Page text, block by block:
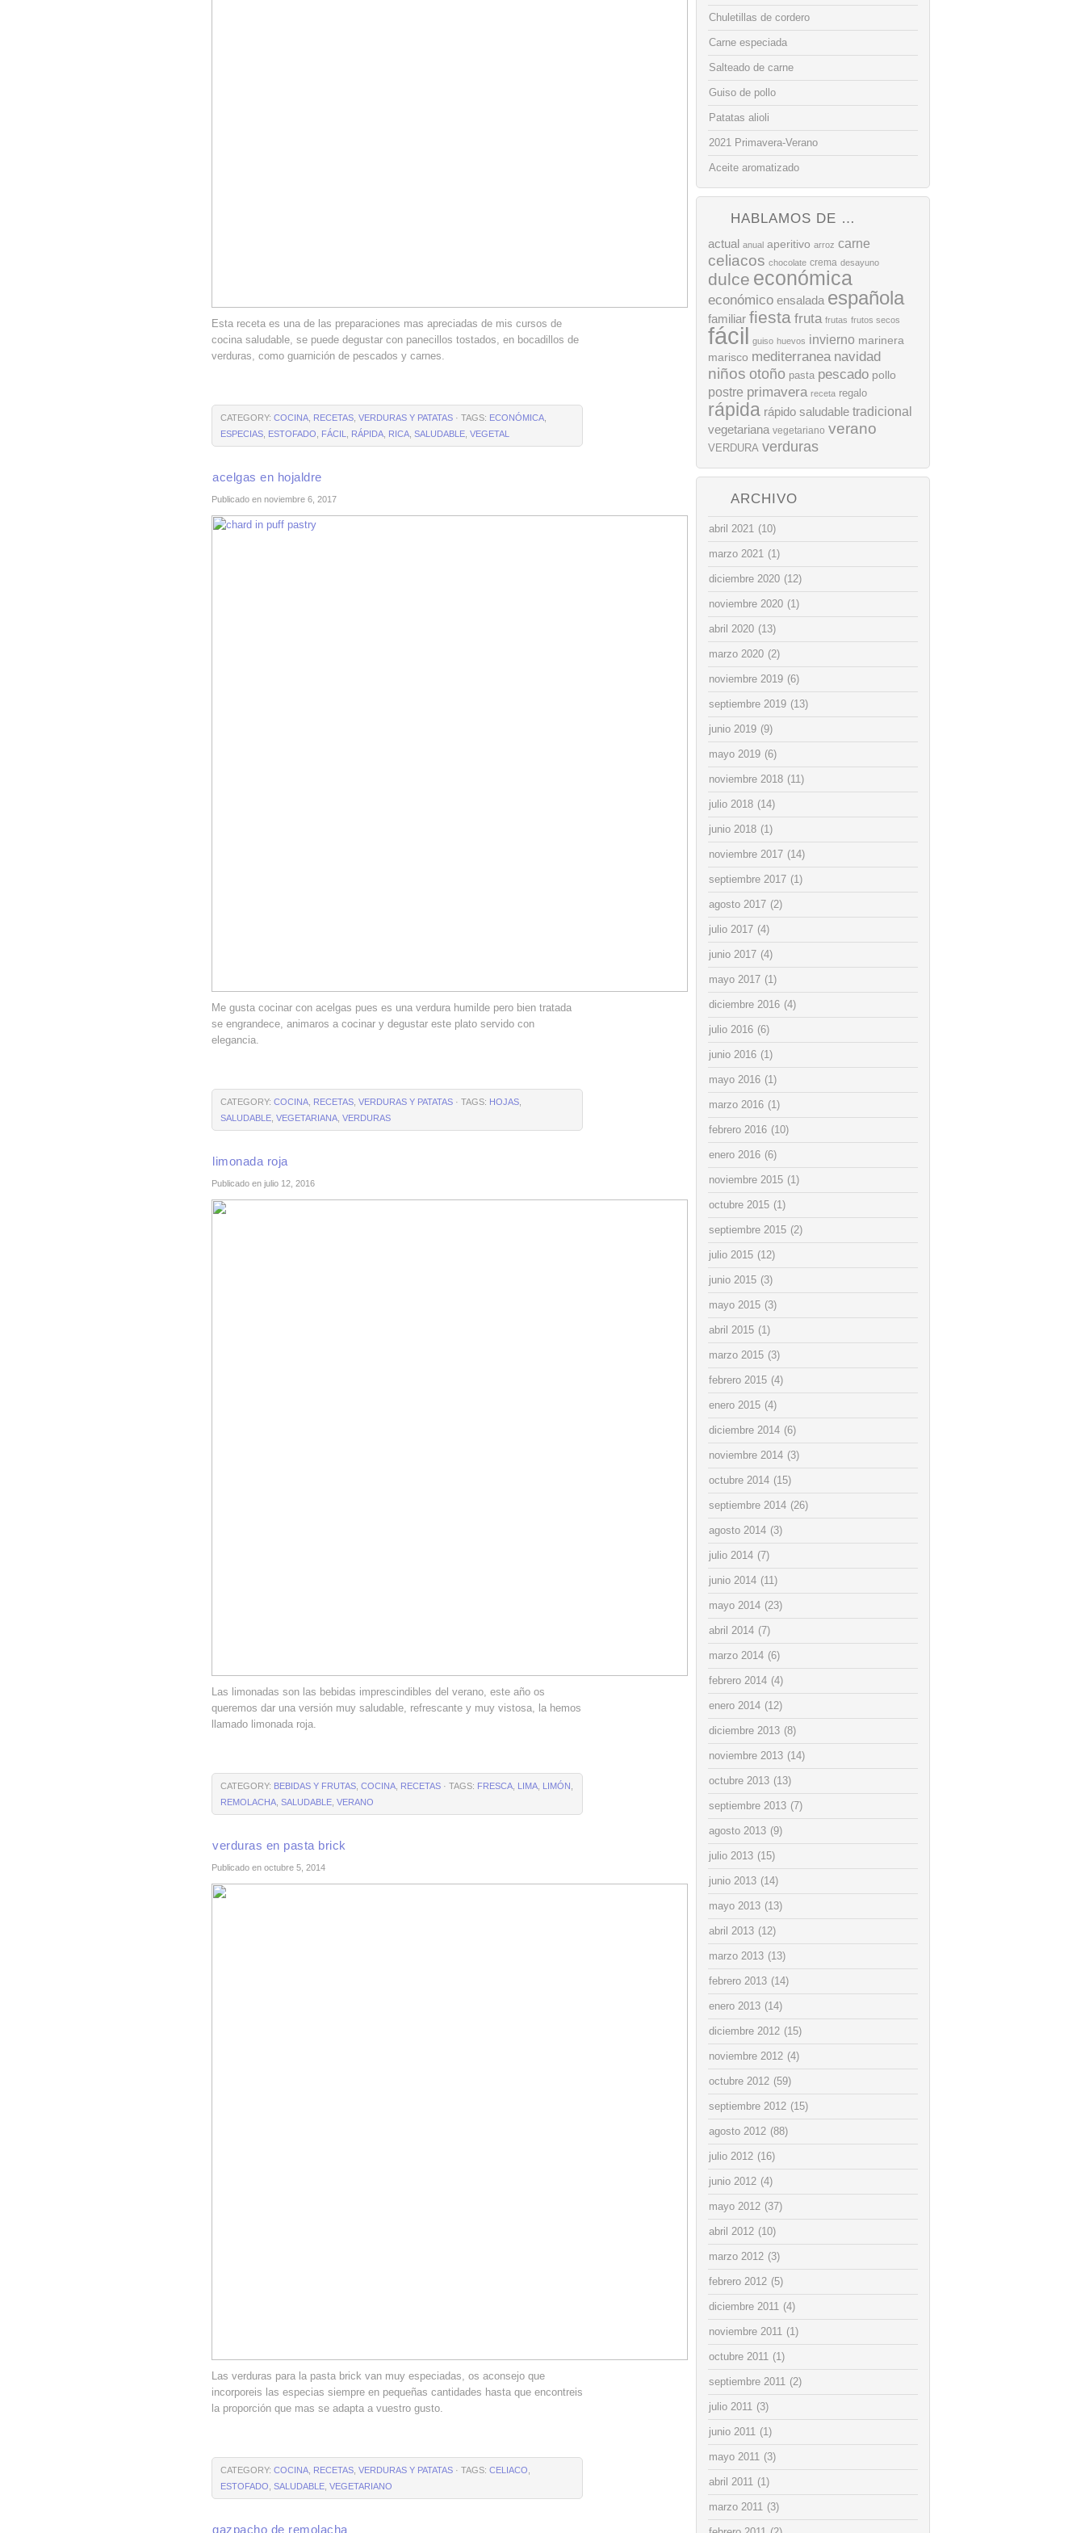
Esta receta es una de las preparaciones mas apreciadas de mis cursos de
cocina saludable, se puede degustar con panecillos tostados, en bocadillos de
verduras, como guarnición de pescados y carnes.
CATEGORY: COCINA RECETAS VERDURAS Y PATATAS · TAGS: ECONÓMICA
ESPECIAS ESTOFADO FÁCIL RÁPIDA RICA SALUDABLE VEGETAL
acelgas en hojaldre
Publicado en noviembre 6, 2017
Me gusta cocinar con acelgas pues es una verdura humilde pero bien tratada
se engrandece, animaros a cocinar y degustar este plato servido con
elegancia.
CATEGORY: COCINA RECETAS VERDURAS Y PATATAS · TAGS: HOJAS
SALUDABLE VEGETARIANA VERDURAS
limonada roja
Publicado en julio 12, 2016
Las limonadas son las bebidas imprescindibles del verano, este año os
queremos dar una versión muy saludable, refrescante y muy vistosa, la hemos
llamado limonada roja.
CATEGORY: BEBIDAS Y FRUTAS COCINA RECETAS · TAGS: FRESCA LIMA LIMÓN
REMOLACHA SALUDABLE VERANO
verduras en pasta brick
Publicado en octubre 5, 2014
Las verduras para la pasta brick van muy especiadas, os aconsejo que
incorporeis las especias siempre en pequeñas cantidades hasta que encontreis
la proporción que mas se adapta a vuestro gusto.
CATEGORY: COCINA RECETAS VERDURAS Y PATATAS · TAGS: CELIACO
ESTOFADO SALUDABLE VEGETARIANO
gazpacho de remolacha
Chuletillas de cordero
Carne especiada
Salteado de carne
Guiso de pollo
Patatas alioli
2021 Primavera-Verano
Aceite aromatizado
HABLAMOS DE …
actual anual aperitivo arroz carne
celiacos chocolate crema desayuno
dulce económica
económico ensalada española
familiar fiesta fruta frutas frutos secos
fácil guiso huevos invierno marinera
marisco mediterranea navidad
niños otoño pasta pescado pollo
postre primavera receta regalo
rápida rápido saludable tradicional
vegetariana vegetariano verano
VERDURA verduras
ARCHIVO
abril 2021 (10)
marzo 2021 (1)
diciembre 2020 (12)
noviembre 2020 (1)
abril 2020 (13)
marzo 2020 (2)
noviembre 2019 (6)
septiembre 2019 (13)
junio 2019 (9)
mayo 2019 (6)
noviembre 2018 (11)
julio 2018 (14)
junio 2018 (1)
noviembre 2017 (14)
septiembre 2017 (1)
agosto 2017 (2)
julio 2017 (4)
junio 2017 (4)
mayo 2017 (1)
diciembre 2016 (4)
julio 2016 (6)
junio 2016 (1)
mayo 2016 (1)
marzo 2016 (1)
febrero 2016 (10)
enero 2016 (6)
noviembre 2015 (1)
octubre 2015 (1)
septiembre 2015 (2)
julio 2015 (12)
junio 2015 (3)
mayo 2015 (3)
abril 2015 (1)
marzo 2015 (3)
febrero 2015 (4)
enero 2015 (4)
diciembre 2014 (6)
noviembre 2014 (3)
octubre 2014 (15)
septiembre 2014 (26)
agosto 2014 (3)
julio 2014 (7)
junio 2014 (11)
mayo 2014 (23)
abril 2014 (7)
marzo 2014 (6)
febrero 2014 (4)
enero 2014 (12)
diciembre 2013 (8)
noviembre 2013 (14)
octubre 2013 (13)
septiembre 2013 (7)
agosto 2013 (9)
julio 2013 (15)
junio 2013 (14)
mayo 2013 (13)
abril 2013 (12)
marzo 2013 (13)
febrero 2013 (14)
enero 2013 (14)
diciembre 2012 (15)
noviembre 2012 (4)
octubre 2012 (59)
septiembre 2012 (15)
agosto 2012 (88)
julio 2012 (16)
junio 2012 (4)
mayo 2012 (37)
abril 2012 (10)
marzo 2012 (3)
febrero 2012 (5)
diciembre 2011 (4)
noviembre 2011 (1)
octubre 2011 (1)
septiembre 2011 (2)
julio 2011 (3)
junio 2011 (1)
mayo 2011 (3)
abril 2011 (1)
marzo 2011 (3)